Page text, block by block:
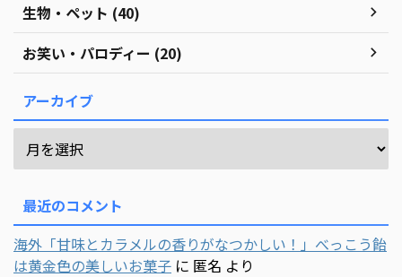
生物・ペット (40)
お笑い・パロディー (20)
アーカイブ
最近のコメント
海外「甘味とカラメルの香りがなつかしい！」べっこう飴
は黄金色の美しいお菓子 に 匿名 より